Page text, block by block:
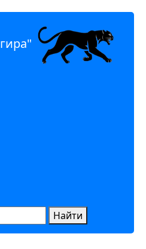
Найти